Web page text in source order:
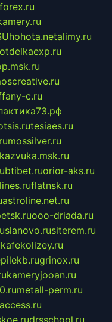
hohota.netalimy.ru
otdelkaexp.ru
c.ru
tesiaes.ru
mossilver.ru
orior-aks.ru
flatnsk.ru
astroline.net.ru
ooo-driada.ru
siterem.ru
kafekolizey.ru
grinox.ru
kameryjooan.ru
metall-perm.ru